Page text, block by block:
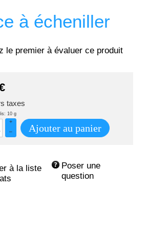
à écheniller
le premier à évaluer ce produit
taxes
10 g
+
–
Ajouter au panier
Poser une
question